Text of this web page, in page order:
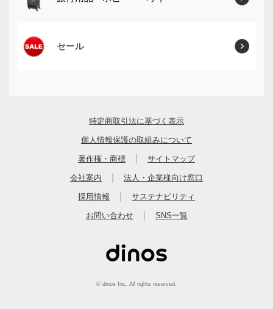
セール
特定商取引法に基づく表示
個人情報保護の取組みについて
著作権・商標 サイトマップ
会社案内 法人・企業様向け窓口
採用情報 サステナビリティ
お問い合わせ SNS一覧
© dinos Inc. All rights reserved.